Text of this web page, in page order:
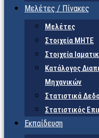
Μελέτες / Πίνακες
Μελέτες
Στοιχεία ΜΗΤΕ
Στοιχεία
Κατάλογος
Μηχανικών
Στατιστικά
Στατιστικός
Εκπαίδευση